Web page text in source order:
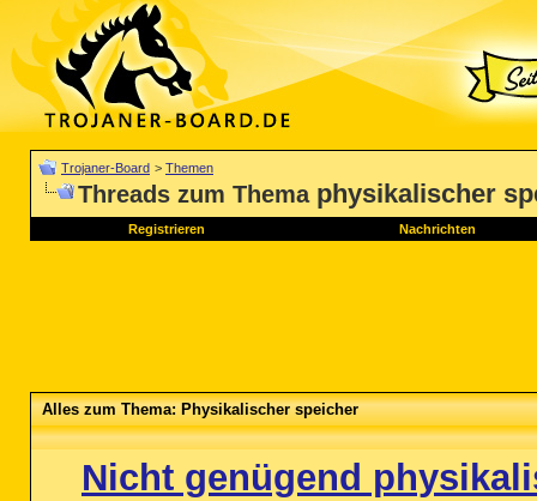
Trojaner-Board > Themen
Threads zum Thema physikalischer
Registrieren Nachrichten
Alles zum Thema: Physikalischer speicher
Nicht genügend